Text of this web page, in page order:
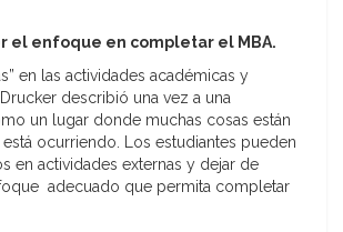
enfoque en completar el MBA.
en las actividades académicas y
describió una vez a una
un lugar donde muchas cosas están
ocurriendo. Los estudiantes pueden
en actividades externas y dejar de
adecuado que permita completar